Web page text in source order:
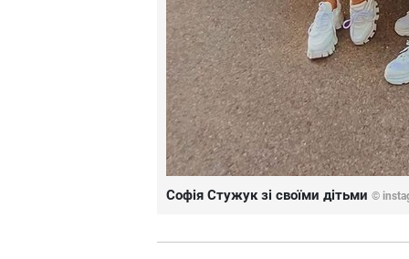
Софія Стужук зі своїми дітьми ©